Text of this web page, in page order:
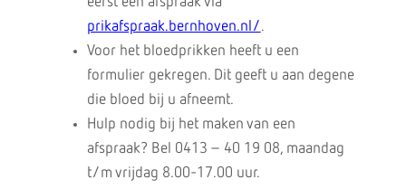
prikafspraak.bernhoven.nl/.
Voor het bloedprikken heeft u een
formulier gekregen. Dit geeft u aan degene
die bloed bij u afneemt.
Hulp nodig bij het maken van een
afspraak? Bel 0413 – 40 19 08, maandag
t/m vrijdag 8.00-17.00 uur.